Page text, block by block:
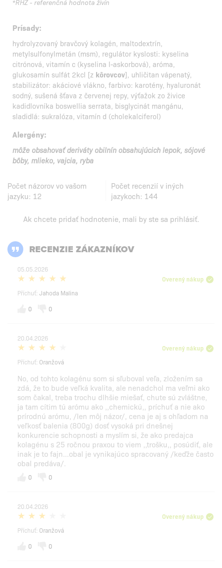
*RHŽ - referenčná hodnota živín
Prísady:
hydrolyzovaný bravčový kolagén, maltodextrín,
metylsulfonylmetán (msm), regulátor kyslosti: kyselina
citrónová, vitamín c (kyselina l-askorbová), aróma,
glukosamín sulfát 2kcl [z kôrovcov], uhličitan vápenatý,
stabilizátor: akáciové vlákno, farbivo: karotény, hyaluronát
sodný, sušená šťava z červenej repy, výťažok zo živice
kadidlovníka boswellia serrata, bisglycinát mangánu,
sladidlá: sukralóza, vitamín d (cholekalciferol)
Alergény:
môže obsahovať deriváty obilnín obsahujúcich lepok, sójové
bôby, mlieko, vajcia, ryba
Počet názorov vo vašom
jazyku: 12
Počet recenzií v iných
jazykoch: 144
Ak chcete pridať hodnotenie, mali by ste sa prihlásiť.
RECENZIE ZÁKAZNÍKOV
05.05.2026
Overený nákup
Příchuť: Jahoda Malina
0
0
20.04.2026
Overený nákup
Příchuť: Oranžová
No, od tohto kolagénu som si sľuboval veľa, zložením sa
zdá, že to bude veľká kvalita, ale nenadchol ma veľmi ako
som čakal, treba trochu dlhšie miešať, chute sú zvláštne,
ja tam cítim tú arómu ako ,,chemickú,, príchuť a nie ako
prírodnú arómu, /len môj názor/, cena je aj s ohľadom na
veľkosť balenia (800g) dosť vysoká pri dnešnej
konkurencie schopnosti a myslím si, že ako predajca
kolagénu s 25 ročnou praxou to viem ,,trošku,, posúdiť, ale
inak je to fajn...obal je vynikajúco spracovaný /keďže často
obal predáva/.
0 0
20.04.2026
Overený nákup
Příchuť: Oranžová
0
0